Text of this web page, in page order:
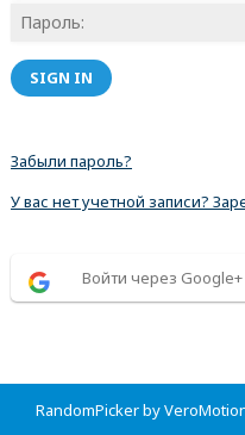
SIGN IN
Забыли пароль?
У вас нет учетной записи?
Войти через Google+
RandomPicker by